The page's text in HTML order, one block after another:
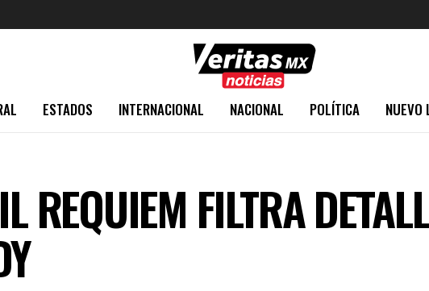
ESTADOS INTERNACIONAL NACIONAL POLÍTICA NUEVO
REQUIEM FILTRA